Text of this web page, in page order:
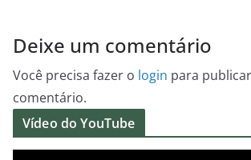
Deixe um comentário
Você precisa fazer o login para
comentário.
Vídeo do YouTube